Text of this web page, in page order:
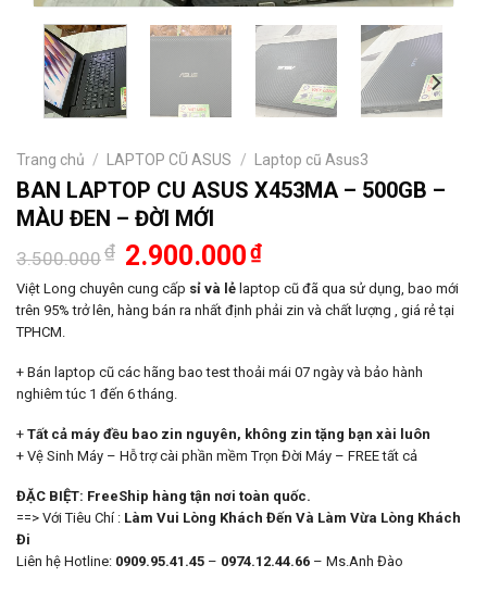
Trang chủ / LAPTOP CŨ ASUS / Laptop cũ Asus3
BAN LAPTOP CU ASUS X453MA – 500GB –
MÀU ĐEN – ĐỜI MỚI
3.500.000₫ Giá
gốc
là:
3.500.000₫.
2.900.000₫Giá
tại
là:
Việt Long chuyên cung cấp sỉ và lẻ laptop cũ đã qua sử dụng, bao mới
trên 95% trở lên, hàng bán ra nhất định phải zin và chất lượng , giá rẻ tại
TPHCM.
+ Bán laptop cũ các hãng bao test thoải mái 07 ngày và bảo hành
nghiêm túc 1 đến 6 tháng.
+ Tất cả máy đều bao zin nguyên, không zin tặng bạn xài luôn
+ Vệ Sinh Máy – Hỗ trợ cài phần mềm Trọn Đời Máy – FREE tất cả
ĐẶC BIỆT: FreeShip hàng tận nơi toàn quốc.
==> Với Tiêu Chí : Làm Vui Lòng Khách Đến Và Làm Vừa Lòng Khách
Đi
Liên hệ Hotline: 0909.95.41.45 – 0974.12.44.66 – Ms.Anh Đào